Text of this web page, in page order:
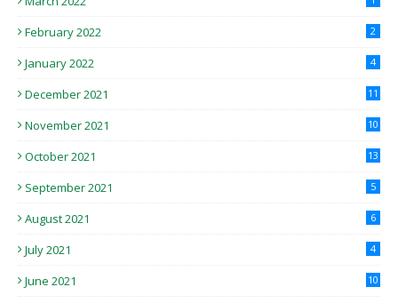
February 2022 2
January 2022 4
December 2021 11
November 2021 10
October 2021 13
September 2021 5
August 2021 6
July 2021 4
June 2021 10